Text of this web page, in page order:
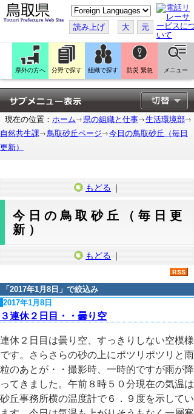
こ
の
ペ
ー
ジ
翻
訳
す
る
読み上げ 大 元
県外の方へ 分野で探す 組織で探す 防災 緊急 メニュー
現在の位置： ホーム 県の組織と仕事
生活環境部
自然共生課
鳥取砂丘ページ
今日の鳥取砂丘（毎日
更新）
もどる ｜
今日の鳥取砂丘（毎日更
新）
もどる ｜
「 2017年1月8日 」で絞込み
2017年1月8日
３連休２日目・・曇り空
連休２日目は曇り空、すっきりしない空模様
です。さらさらの砂の上にポツリポツリと雨
粒のあとが・・撮影時、一時的ですが雨が降
ってきました。午前８時５０分現在の気温は
砂丘事務所横の温度計で６．９度を示してい